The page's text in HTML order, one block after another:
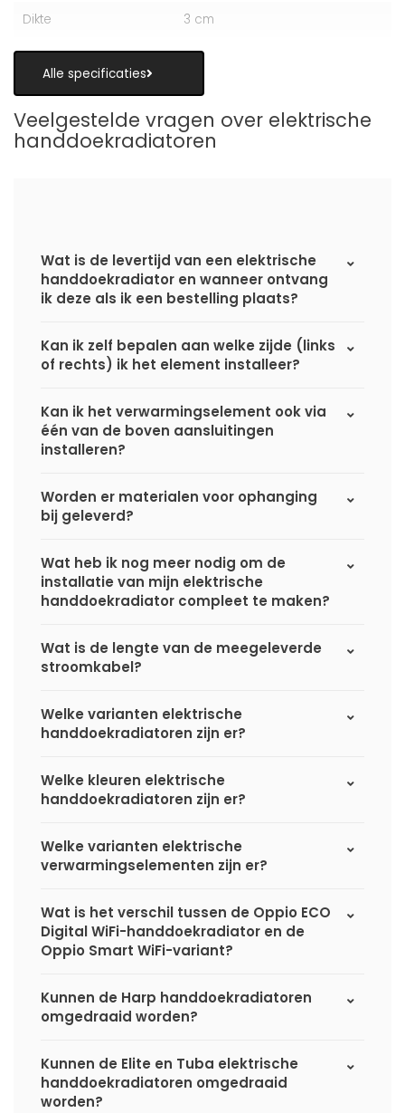
Dikte 3 cm
Alle specificaties
Veelgestelde vragen over elektrische
handdoekradiatoren
Wat is de levertijd van een elektrische
handdoekradiator en wanneer ontvang
ik deze als ik een bestelling plaats?
Kan ik zelf bepalen aan welke zijde (links
of rechts) ik het element installeer?
Kan ik het verwarmingselement ook via
één van de boven aansluitingen
installeren?
Worden er materialen voor ophanging
bij geleverd?
Wat heb ik nog meer nodig om de
installatie van mijn elektrische
handdoekradiator compleet te maken?
Wat is de lengte van de meegeleverde
stroomkabel?
Welke varianten elektrische
handdoekradiatoren zijn er?
Welke kleuren elektrische
handdoekradiatoren zijn er?
Welke varianten elektrische
verwarmingselementen zijn er?
Wat is het verschil tussen de Oppio ECO
Digital WiFi-handdoekradiator en de
Oppio Smart WiFi-variant?
Kunnen de Harp handdoekradiatoren
omgedraaid worden?
Kunnen de Elite en Tuba elektrische
handdoekradiatoren omgedraaid
worden?